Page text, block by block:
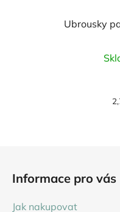
Ubrousky
Informace pro vás
Jak nakupovat